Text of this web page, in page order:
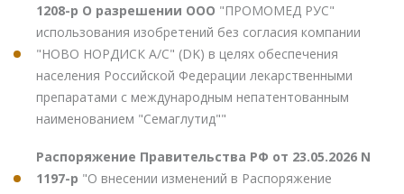
1208-р О разрешении ООО "ПРОМОМЕД РУС"
использования изобретений без согласия компании
"НОВО НОРДИСК А/С" (DK) в целях обеспечения
населения Российской Федерации лекарственными
препаратами с международным непатентованным
наименованием "Семаглутид""
Распоряжение Правительства РФ от 23.05.2026 N
1197-р "О внесении изменений в Распоряжение